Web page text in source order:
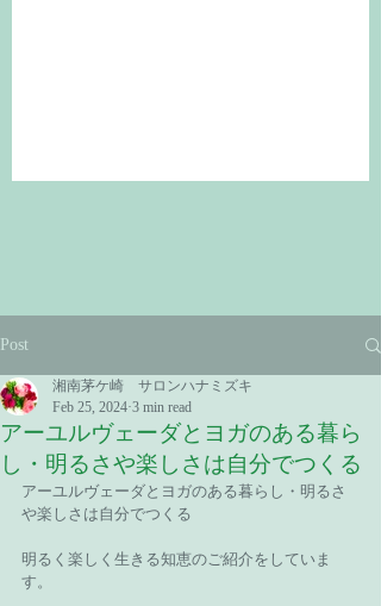
Post
アーユルヴェーダとヨガのある暮ら
し・明るさや楽しさは自分でつくる
湘南茅ケ崎 サロンハナミズキ
Feb 25, 2024 3 min read
アーユルヴェーダとヨガのある暮らし・明るさ
や楽しさは自分でつくる
明るく楽しく生きる知恵のご紹介をしていま
す。